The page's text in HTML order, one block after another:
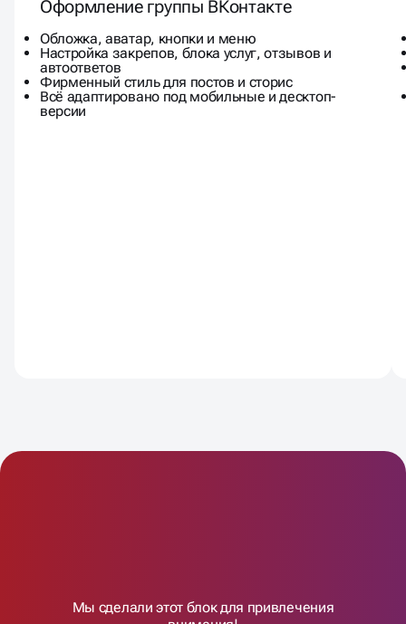
Оформление группы ВКонтакте
Обложка, аватар, кнопки и меню
Настройка закрепов, блока услуг, отзывов и
автоответов
Фирменный стиль для постов и сторис
Всё адаптировано под мобильные и десктоп-